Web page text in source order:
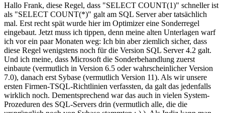
Hallo Frank, diese Regel, dass "SELECT COUNT(1)" schneller ist
als "SELECT COUNT(*)" galt am SQL Server aber tatsächlich
mal. Erst recht spät wurde hier im Optimizer eine Sonderregel
eingebaut. Jetzt muss ich tippen, denn meine alten Unterlagen warf
ich vor ein paar Monaten weg: Ich bin aber ziemlich sicher, dass
diese Regel wenigstens noch für die Version SQL Server 4.2 galt.
Und ich meine, dass Microsoft die Sonderbehandlung zuerst
einbaute (vermutlich in Version 6.5 oder wahrscheinlicher Version
7.0), danach erst Sybase (vermutlich Version 11). Als wir unsere
ersten Firmen-TSQL-Richtlinien verfassten, da galt das jedenfalls
wirklich noch. Dementsprechend war das auch in vielen System-
Prozeduren des SQL-Servers drin (vermutlich alle, die die